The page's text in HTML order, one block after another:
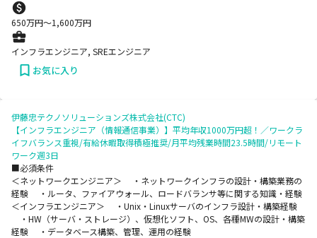
650万円〜1,600万円
インフラエンジニア, SREエンジニア
お気に入り
伊藤忠テクノソリューションズ株式会社(CTC)
【インフラエンジニア（情報通信事業）】平均年収1000万円超！／ワークラ
イフバランス重視/有給休暇取得積極推奨/月平均残業時間23.5時間/リモート
ワーク週3日
■必須条件
＜ネットワークエンジニア＞ ・ネットワークインフラの設計・構築業務の
経験 ・ルータ、ファイアウォール、ロードバランサ等に関する知識・経験
＜インフラエンジニア＞ ・Unix・Linuxサーバのインフラ設計・構築経験
・HW（サーバ・ストレージ）、仮想化ソフト、OS、各種MWの設計・構築
経験 ・データベース構築、管理、運用の経験